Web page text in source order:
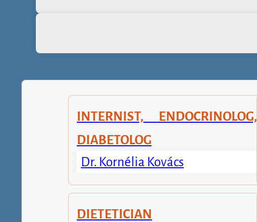
INTERNIST, ENDOCRINOLOG,
DIABETOLOG
Dr. Kornélia Kovács
DIETETICIAN